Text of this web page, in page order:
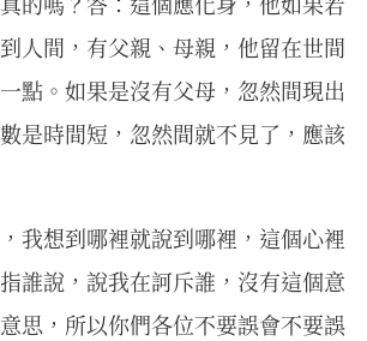
人間，有父親、母親，他留在世間
點。如果是沒有父母，忽然間現出
是時間短，忽然間就不見了，應該
我想到哪裡就說到哪裡，這個心裡
誰說，說我在訶斥誰，沒有這個意
思，所以你們各位不要誤會不要誤